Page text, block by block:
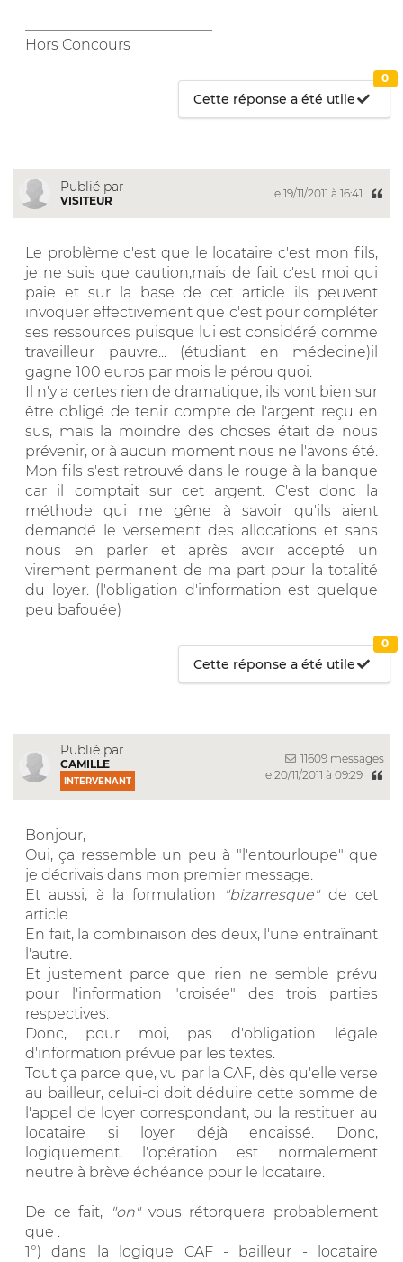
Hors Concours
Cette réponse a été utile
0
Publié par
VISITEUR
le 19/11/2011 à 16:41
Le problème c'est que le locataire c'est mon fils,
je ne suis que caution,mais de fait c'est moi qui
paie et sur la base de cet article ils peuvent
invoquer effectivement que c'est pour compléter
ses ressources puisque lui est considéré comme
travailleur pauvre... (étudiant en médecine)il
gagne 100 euros par mois le pérou quoi.
Il n'y a certes rien de dramatique, ils vont bien sur
être obligé de tenir compte de l'argent reçu en
sus, mais la moindre des choses était de nous
prévenir, or à aucun moment nous ne l'avons été.
Mon fils s'est retrouvé dans le rouge à la banque
car il comptait sur cet argent. C'est donc la
méthode qui me gêne à savoir qu'ils aient
demandé le versement des allocations et sans
nous en parler et après avoir accepté un
virement permanent de ma part pour la totalité
du loyer. (l'obligation d'information est quelque
peu bafouée)
Cette réponse a été utile
0
Publié par
CAMILLE
INTERVENANT
11609 messages
le 20/11/2011 à 09:29
Bonjour,
Oui, ça ressemble un peu à "l'entourloupe" que
je décrivais dans mon premier message.
Et aussi, à la formulation
"bizarresque"de cet
article.
En fait, la combinaison des deux, l'une entraînant
l'autre.
Et justement parce que rien ne semble prévu
pour l'information "croisée" des trois parties
respectives.
Donc, pour moi, pas d'obligation légale
d'information prévue par les textes.
Tout ça parce que, vu par la CAF, dès qu'elle verse
au bailleur, celui-ci doit déduire cette somme de
l'appel de loyer correspondant, ou la restituer au
locataire si loyer déjà encaissé. Donc,
logiquement, l'opération est normalement
neutre à brève échéance pour le locataire.
De ce fait, "on"vous rétorquera probablement
que :
1°) dans la logique CAF - bailleur - locataire